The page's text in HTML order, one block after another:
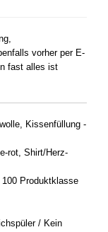
vorher per E-
fast alles ist
Kissenfüllung -
rot, Shirt/Herz-
Produktklasse
/ Kein